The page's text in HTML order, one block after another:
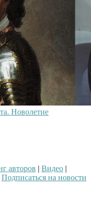
Новолетие
авторов | Видео |
Подписаться на новости